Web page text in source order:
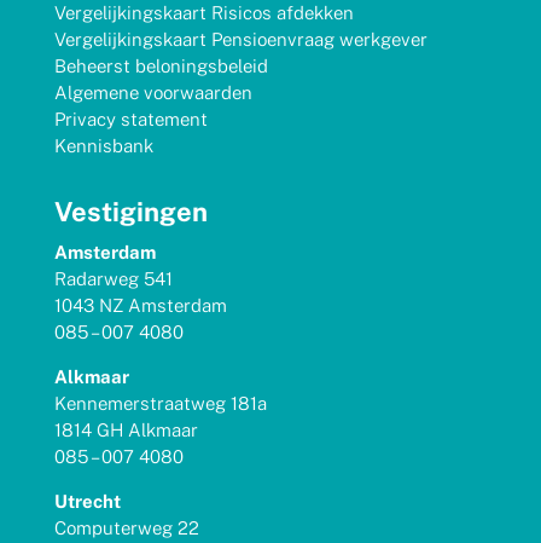
Vergelijkingskaart Risicos afdekken
Vergelijkingskaart Pensioenvraag werkgever
Beheerst beloningsbeleid
Algemene voorwaarden
Privacy statement
Kennisbank
Vestigingen
Amsterdam
Radarweg 541
1043 NZ Amsterdam
085 – 007 4080
Alkmaar
Kennemerstraatweg 181a
1814 GH Alkmaar
085 – 007 4080
Utrecht
Computerweg 22